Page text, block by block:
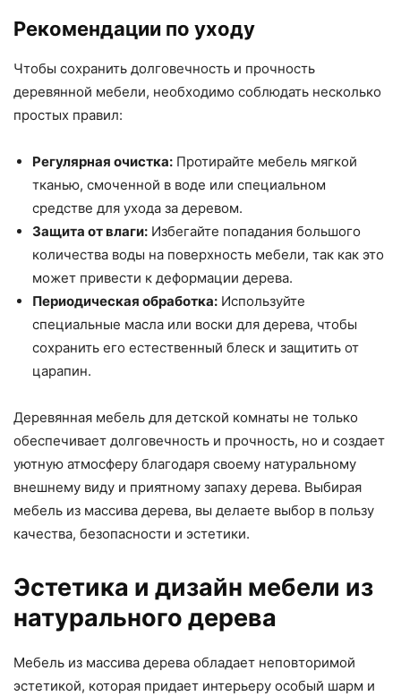
Рекомендации по уходу
Чтобы сохранить долговечность и прочность
деревянной мебели, необходимо соблюдать несколько
простых правил:
Регулярная очистка: Протирайте мебель мягкой
тканью, смоченной в воде или специальном
средстве для ухода за деревом.
Защита от влаги: Избегайте попадания большого
количества воды на поверхность мебели, так как это
может привести к деформации дерева.
Периодическая обработка: Используйте
специальные масла или воски для дерева, чтобы
сохранить его естественный блеск и защитить от
царапин.
Деревянная мебель для детской комнаты не только
обеспечивает долговечность и прочность, но и создает
уютную атмосферу благодаря своему натуральному
внешнему виду и приятному запаху дерева. Выбирая
мебель из массива дерева, вы делаете выбор в пользу
качества, безопасности и эстетики.
Эстетика и дизайн мебели из
натурального дерева
Мебель из массива дерева обладает неповторимой
эстетикой, которая придает интерьеру особый шарм и